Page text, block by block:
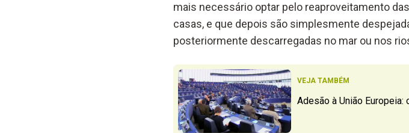
mais necessário optar pelo reaproveitamento
casas, e que depois são simplesmente
posteriormente descarregadas no mar ou nos
VEJA TAMBÉM
Adesão à União